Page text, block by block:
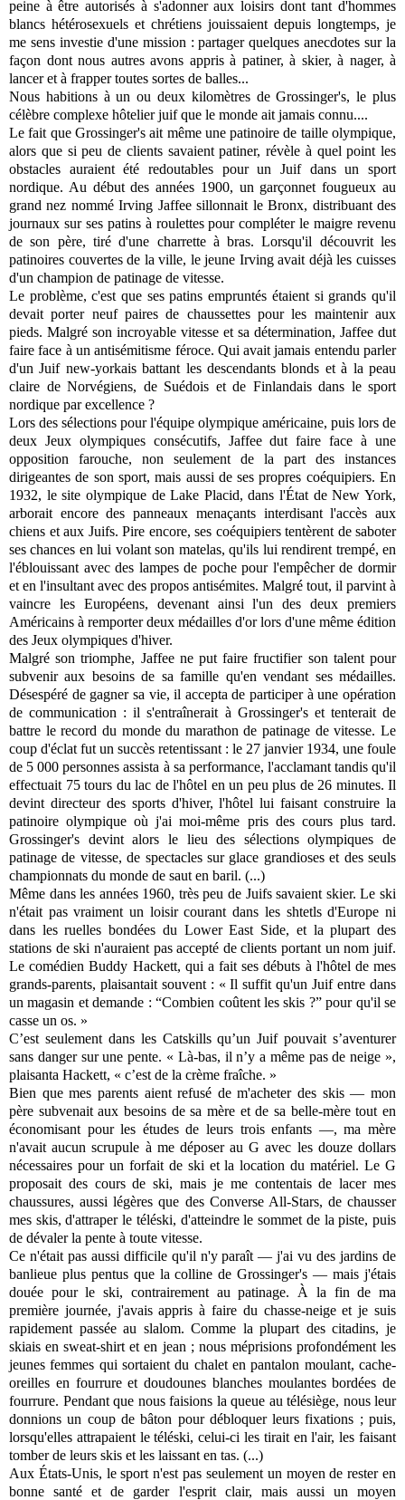
peine à être autorisés à s'adonner aux loisirs dont tant d'hommes
blancs hétérosexuels et chrétiens jouissaient depuis longtemps, je
me sens investie d'une mission : partager quelques anecdotes sur la
façon dont nous autres avons appris à patiner, à skier, à nager, à
lancer et à frapper toutes sortes de balles...
Nous habitions à un ou deux kilomètres de Grossinger's, le plus
célèbre complexe hôtelier juif que le monde ait jamais connu....
Le fait que Grossinger's ait même une patinoire de taille olympique,
alors que si peu de clients savaient patiner, révèle à quel point les
obstacles auraient été redoutables pour un Juif dans un sport
nordique. Au début des années 1900, un garçonnet fougueux au
grand nez nommé Irving Jaffee sillonnait le Bronx, distribuant des
journaux sur ses patins à roulettes pour compléter le maigre revenu
de son père, tiré d'une charrette à bras. Lorsqu'il découvrit les
patinoires couvertes de la ville, le jeune Irving avait déjà les cuisses
d'un champion de patinage de vitesse.
Le problème, c'est que ses patins empruntés étaient si grands qu'il
devait porter neuf paires de chaussettes pour les maintenir aux
pieds. Malgré son incroyable vitesse et sa détermination, Jaffee dut
faire face à un antisémitisme féroce. Qui avait jamais entendu parler
d'un Juif new-yorkais battant les descendants blonds et à la peau
claire de Norvégiens, de Suédois et de Finlandais dans le sport
nordique par excellence ?
Lors des sélections pour l'équipe olympique américaine, puis lors de
deux Jeux olympiques consécutifs, Jaffee dut faire face à une
opposition farouche, non seulement de la part des instances
dirigeantes de son sport, mais aussi de ses propres coéquipiers. En
1932, le site olympique de Lake Placid, dans l'État de New York,
arborait encore des panneaux menaçants interdisant l'accès aux
chiens et aux Juifs. Pire encore, ses coéquipiers tentèrent de saboter
ses chances en lui volant son matelas, qu'ils lui rendirent trempé, en
l'éblouissant avec des lampes de poche pour l'empêcher de dormir
et en l'insultant avec des propos antisémites. Malgré tout, il parvint à
vaincre les Européens, devenant ainsi l'un des deux premiers
Américains à remporter deux médailles d'or lors d'une même édition
des Jeux olympiques d'hiver.
Malgré son triomphe, Jaffee ne put faire fructifier son talent pour
subvenir aux besoins de sa famille qu'en vendant ses médailles.
Désespéré de gagner sa vie, il accepta de participer à une opération
de communication : il s'entraînerait à Grossinger's et tenterait de
battre le record du monde du marathon de patinage de vitesse. Le
coup d'éclat fut un succès retentissant : le 27 janvier 1934, une foule
de 5 000 personnes assista à sa performance, l'acclamant tandis qu'il
effectuait 75 tours du lac de l'hôtel en un peu plus de 26 minutes. Il
devint directeur des sports d'hiver, l'hôtel lui faisant construire la
patinoire olympique où j'ai moi-même pris des cours plus tard.
Grossinger's devint alors le lieu des sélections olympiques de
patinage de vitesse, de spectacles sur glace grandioses et des seuls
championnats du monde de saut en baril. (...)
Même dans les années 1960, très peu de Juifs savaient skier. Le ski
n'était pas vraiment un loisir courant dans les shtetls d'Europe ni
dans les ruelles bondées du Lower East Side, et la plupart des
stations de ski n'auraient pas accepté de clients portant un nom juif.
Le comédien Buddy Hackett, qui a fait ses débuts à l'hôtel de mes
grands-parents, plaisantait souvent : « Il suffit qu'un Juif entre dans
un magasin et demande : “Combien coûtent les skis ?” pour qu'il se
casse un os. »
C’est seulement dans les Catskills qu’un Juif pouvait s’aventurer
sans danger sur une pente. « Là-bas, il n’y a même pas de neige »,
plaisanta Hackett, « c’est de la crème fraîche. »
Bien que mes parents aient refusé de m'acheter des skis — mon
père subvenait aux besoins de sa mère et de sa belle-mère tout en
économisant pour les études de leurs trois enfants —, ma mère
n'avait aucun scrupule à me déposer au G avec les douze dollars
nécessaires pour un forfait de ski et la location du matériel. Le G
proposait des cours de ski, mais je me contentais de lacer mes
chaussures, aussi légères que des Converse All-Stars, de chausser
mes skis, d'attraper le téléski, d'atteindre le sommet de la piste, puis
de dévaler la pente à toute vitesse.
Ce n'était pas aussi difficile qu'il n'y paraît — j'ai vu des jardins de
banlieue plus pentus que la colline de Grossinger's — mais j'étais
douée pour le ski, contrairement au patinage. À la fin de ma
première journée, j'avais appris à faire du chasse-neige et je suis
rapidement passée au slalom. Comme la plupart des citadins, je
skiais en sweat-shirt et en jean ; nous méprisions profondément les
jeunes femmes qui sortaient du chalet en pantalon moulant, cache-
oreilles en fourrure et doudounes blanches moulantes bordées de
fourrure. Pendant que nous faisions la queue au télésiège, nous leur
donnions un coup de bâton pour débloquer leurs fixations ; puis,
lorsqu'elles attrapaient le téléski, celui-ci les tirait en l'air, les faisant
tomber de leurs skis et les laissant en tas. (...)
Aux États-Unis, le sport n'est pas seulement un moyen de rester en
bonne santé et de garder l'esprit clair, mais aussi un moyen